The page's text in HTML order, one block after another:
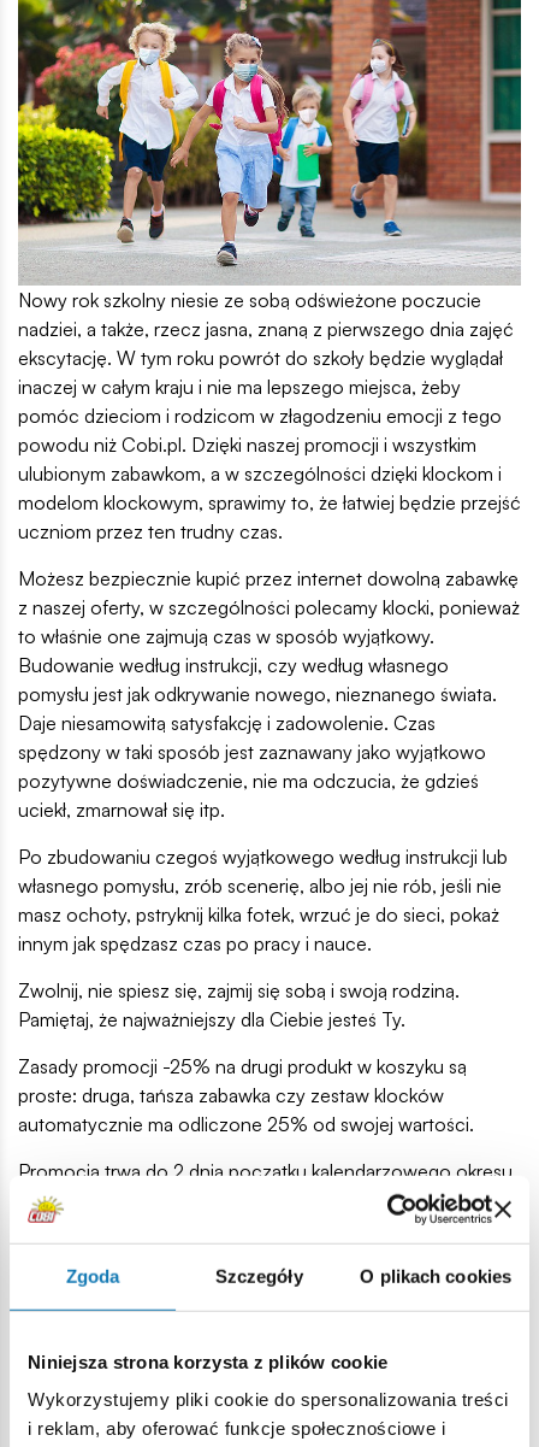
Zgoda Szczegóły O plikach cookies
Niniejsza strona korzysta z plików cookie
Wykorzystujemy pliki cookie do spersonalizowania treści
i reklam, aby oferować funkcje społecznościowe i
Nowy rok szkolny niesie ze sobą odświeżone poczucie
nadziei, a także, rzecz jasna, znaną z pierwszego dnia zajęć
ekscytację. W tym roku powrót do szkoły będzie wyglądał
inaczej w całym kraju i nie ma lepszego miejsca, żeby
pomóc dzieciom i rodzicom w złagodzeniu emocji z tego
powodu niż Cobi.pl. Dzięki naszej promocji i wszystkim
ulubionym zabawkom, a w szczególności dzięki klockom i
modelom klockowym, sprawimy to, że łatwiej będzie przejść
uczniom przez ten trudny czas.
Możesz bezpiecznie kupić przez internet dowolną zabawkę
z naszej oferty, w szczególności polecamy klocki, ponieważ
to właśnie one zajmują czas w sposób wyjątkowy.
Budowanie według instrukcji, czy według własnego
pomysłu jest jak odkrywanie nowego, nieznanego świata.
Daje niesamowitą satysfakcję i zadowolenie. Czas
spędzony w taki sposób jest zaznawany jako wyjątkowo
pozytywne doświadczenie, nie ma odczucia, że gdzieś
uciekł, zmarnował się itp.
Po zbudowaniu czegoś wyjątkowego według instrukcji lub
własnego pomysłu, zrób scenerię, albo jej nie rób, jeśli nie
masz ochoty, pstryknij kilka fotek, wrzuć je do sieci, pokaż
innym jak spędzasz czas po pracy i nauce.
Zwolnij, nie spiesz się, zajmij się sobą i swoją rodziną.
Pamiętaj, że najważniejszy dla Ciebie jesteś Ty.
Zasady promocji -25% na drugi produkt w koszyku są
proste: druga, tańsza zabawka czy zestaw klocków
automatycznie ma odliczone 25% od swojej wartości.
Promocja trwa do 2 dnia początku kalendarzowego okresu
starosłowiańskiego boga Roda (do 2 września) i nie łączy się
z ewentualnymi innymi promocjami.
Krótkie wyjaśnienie tego,co to znaczy, że promocje się
nie sumują:
System naszego sklepu, został tak zaprojektowany, żeby
automatycznie
wybierać opcję promocji
korzystną dla klienta . Zatem, jeśli wybrana zabawka jest
już w innej promocji,automatycznie wybrana zostanie w